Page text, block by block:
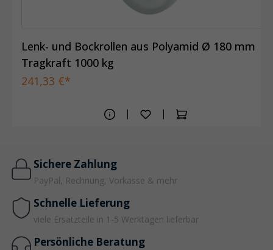
Lenk- und Bockrollen aus Polyamid Ø 180 mm
Tragkraft 1000 kg
241,33 €*
Sichere Zahlung
PayPal, Rechnung, Vorkasse & mehr
Schnelle Lieferung
viele Ersatzteile in 1-5 Werktagen lieferbar
Persönliche Beratung